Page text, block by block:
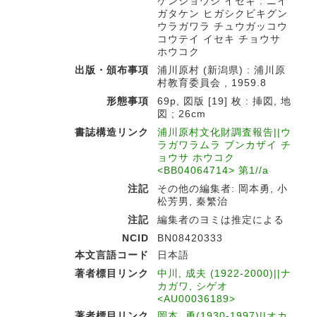
ガタケン ヒガシクビキグン
ウラガワラ チュウガッコウ
コウテイ イセキ チョウサ
ホウコク
出版・頒布事項
浦川原村 (新潟県) : 浦川原
村教育委員会 , 1959.8
形態事項
69p, 図版 [19] 枚 : 挿図, 地
図 ; 26cm
書誌構造リンク
浦川原村文化財調査報告||ウ
ラガワラムラ ブンカザイ チ
ョウサ ホウコク
<BB04064714> 第1//a
注記
その他の編集者: 岡本勇, 小
松芳男, 秦繁治
注記
編集者のヨミは推定による
NCID
BN08420333
本文言語コード
日本語
著者標目リンク
中川, 成夫 (1922-2000)||ナ
カガワ, シゲオ
<AU00036189>